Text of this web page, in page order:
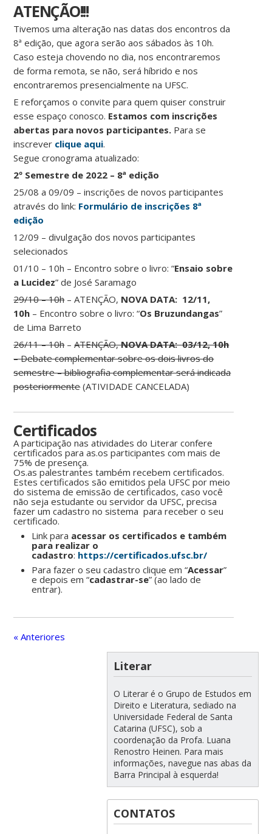
ATENÇÃO!!!
Tivemos uma alteração nas datas dos encontros da
8ª edição, que agora serão aos sábados às 10h.
Caso esteja chovendo no dia, nos encontraremos
de forma remota, se não, será híbrido e nos
encontraremos presencialmente na UFSC.
E reforçamos o convite para quem quiser construir
esse espaço conosco. Estamos com inscrições
abertas para novos participantes. Para se
inscrever clique aqui.
Segue cronograma atualizado:
2º Semestre de 2022 – 8ª edição
25/08 a 09/09 – inscrições de novos participantes
através do link: Formulário de inscrições 8ª
edição
12/09 – divulgação dos novos participantes
selecionados
01/10 – 10h – Encontro sobre o livro: “Ensaio sobre
a Lucidez” de José Saramago
29/10 – 10h– ATENÇÃO, NOVA DATA: 12/11,
10h – Encontro sobre o livro: “Os Bruzundangas”
de Lima Barreto
26/11 – 10h–ATENÇÃO,NOVA DATA: 03/12, 10h
–Debate complementar sobre os dois livros do
semestre – bibliografia complementar será indicada
posteriormente(ATIVIDADE CANCELADA)
Certificados
A participação nas atividades do Literar confere
certificados para as.os participantes com mais de
75% de presença.
Os.as palestrantes também recebem certificados.
Estes certificados são emitidos pela UFSC por meio
do sistema de emissão de certificados, caso você
não seja estudante ou servidor da UFSC, precisa
fazer um cadastro no sistema para receber o seu
certificado.
Link para acessar os certificados e também
para realizar o
cadastro: https://certificados.ufsc.br/
Para fazer o seu cadastro clique em “Acessar”
e depois em “cadastrar-se” (ao lado de
entrar).
« Anteriores
Literar
O Literar é o Grupo de Estudos em
Direito e Literatura, sediado na
Universidade Federal de Santa
Catarina (UFSC), sob a
coordenação da Profa. Luana
Renostro Heinen. Para mais
informações, navegue nas abas da
Barra Principal à esquerda!
CONTATOS